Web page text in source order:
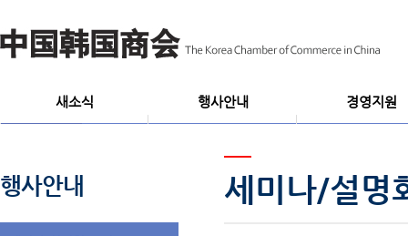
새소식 행사안내
사절단파견/영접
경영지원
행사안내 세미나/설명